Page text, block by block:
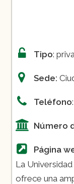
Tipo:
Sede:
Teléfono:
Número
Página
La
ofrece una